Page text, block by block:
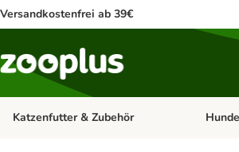
Versandkostenfrei ab 39€
Katzenfutter & Zubehör